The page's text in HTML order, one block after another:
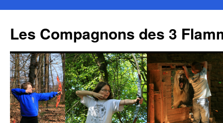
contenu
Les Compagnons des 3